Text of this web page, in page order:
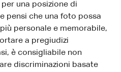
una posizione di
pensi che una foto possa
personale e memorabile,
a pregiudizi
è consigliabile non
discriminazioni basate